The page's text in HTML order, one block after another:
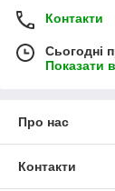
Контакти
Сьогодні
Показати
Про нас
Контакти